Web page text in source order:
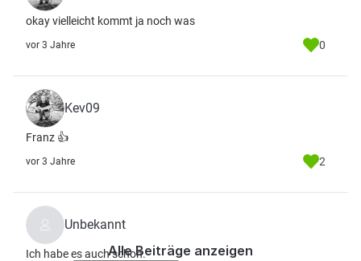
okay vielleicht kommt ja noch was
vor 3 Jahre 0
Kev09
Franz 👍
vor 3 Jahre 2
Unbekannt
Ich habe es auch schon.Alle Beiträge anzeigen